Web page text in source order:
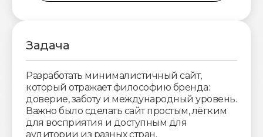
Задача
Разработать минималистичный сайт,
который отражает философию бренда:
доверие, заботу и международный уровень.
Важно было сделать сайт простым, лёгким
для восприятия и доступным для
аудитории из разных стран.